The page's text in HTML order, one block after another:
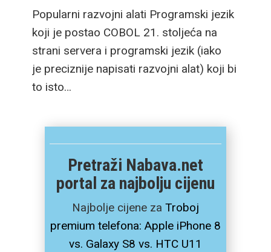
asistirajući u učenju kao
i ozbiljnijem praćenju
detalja svakog zarona.
Pogledajmo sada što
mobitel sada nosi ime
Samsung Galaxy Z
Fold8 Ultra zadržava
postojeći format,
odnosno unutarnji
Popularni razvojni alati Programski jezik
koji je postao COBOL 21. stoljeća na
strani servera i programski jezik (iako
je preciznije napisati razvojni alat) koji bi
to isto…
Pretraži Nabava.net
portal za najbolju cijenu
Najbolje cijene za Troboj
premium telefona: Apple iPhone 8
vs. Galaxy S8 vs. HTC U11